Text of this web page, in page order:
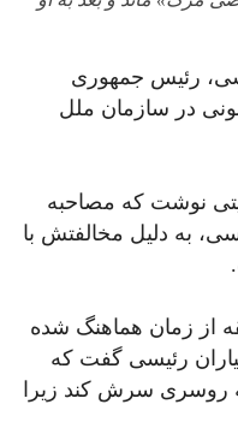
رئیس جمهورى
در سازمان ملل
درتوییتی نوشت کە مصاحبه
به دلیل مخالفتش با
نوشتە: «با گذشت ۴۰ دقیقه از زمان هماهنگ‌ شدە
رئیسی گفت کە
سرش کند زیرا